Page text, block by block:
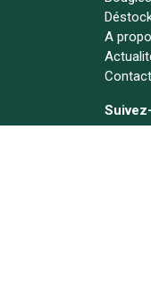
A
Contact